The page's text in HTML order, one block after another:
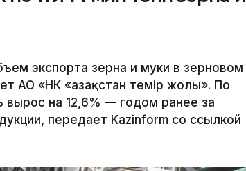
экспорта зерна и муки в зерновом
АО «НК «Қазақстан темір жолы». По
на 12,6% — годом ранее за
передает Kazinform со ссылкой